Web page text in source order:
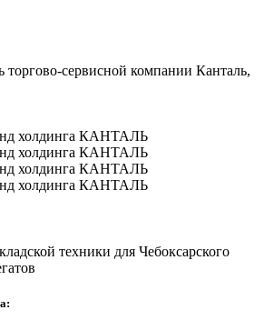
техники для Чебоксарского